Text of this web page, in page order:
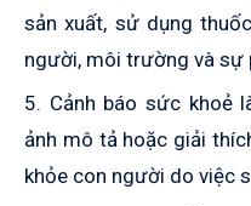
sản xuất, sử dụng
người, môi trường và sự
5. Cảnh báo sức khoẻ
ảnh mô tả hoặc giải
khỏe con người do việc